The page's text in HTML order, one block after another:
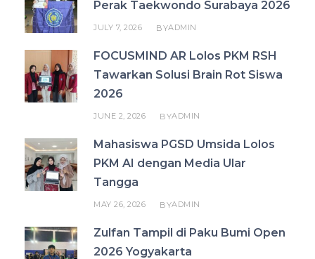
Perak Taekwondo Surabaya 2026
JULY 7, 2026 BYADMIN
FOCUSMIND AR Lolos PKM RSH
Tawarkan Solusi Brain Rot Siswa
2026
JUNE 2, 2026 BYADMIN
Mahasiswa PGSD Umsida Lolos
PKM AI dengan Media Ular
Tangga
MAY 26, 2026 BYADMIN
Zulfan Tampil di Paku Bumi Open
2026 Yogyakarta